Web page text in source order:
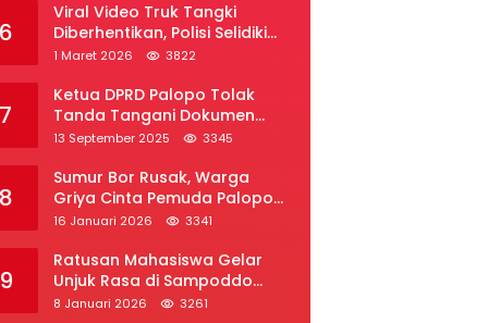
6
Viral Video Truk Tangki
Diberhentikan, Polisi Selidiki
Dugaan Penyelundupan Solar
1 Maret 2026 3822
7
Ketua DPRD Palopo Tolak
Tanda Tangani Dokumen
Ranperda APBD Perubahan
13 September 2025 3345
8
Sumur Bor Rusak, Warga
Griya Cinta Pemuda Palopo
Desak Layanan Air Bersih
16 Januari 2026 3341
9
Ratusan Mahasiswa Gelar
Unjuk Rasa di Sampoddo
Palopo, Tuntut Pemekaran
8 Januari 2026 3261